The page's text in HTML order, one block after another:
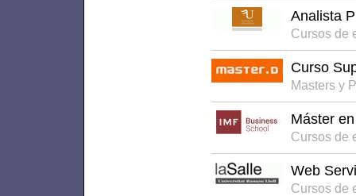
Analista
Cursos de
Curso
Masters y
Máster
Cursos de
Web
Cursos de